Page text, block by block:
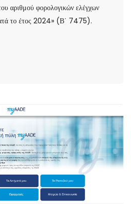
αριθμού φορολογικών ελέγχων
το έτος 2024» (Β΄ 7475).